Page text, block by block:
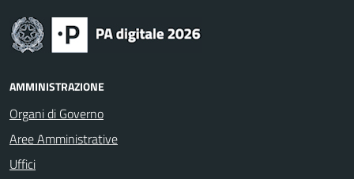
AMMINISTRAZIONE
Organi di Governo
Aree Amministrative
Uffici